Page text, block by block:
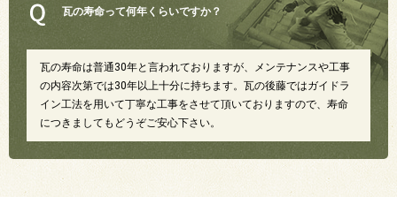
瓦の寿命って何年くらいですか？
瓦の寿命は普通30年と言われておりますが、メンテナンスや工事
の内容次第では30年以上十分に持ちます。瓦の後藤ではガイドラ
イン工法を用いて丁寧な工事をさせて頂いておりますので、寿命
につきましてもどうぞご安心下さい。